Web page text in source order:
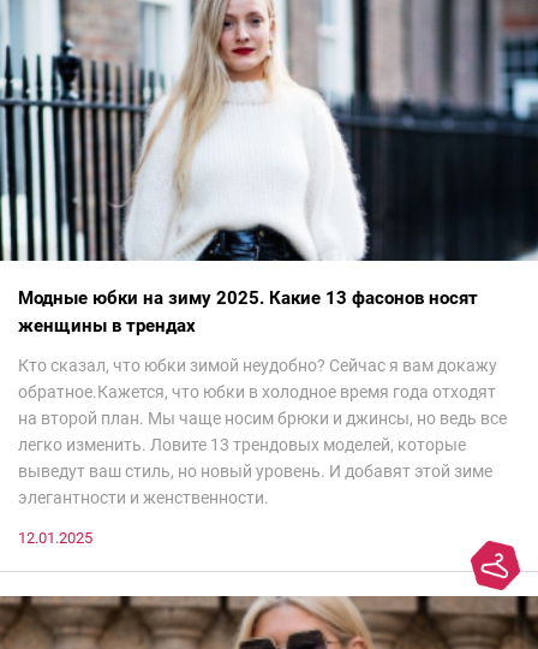
Модные юбки на зиму 2025. Какие 13 фасонов носят
женщины в трендах
Кто сказал, что юбки зимой неудобно? Сейчас я вам докажу
обратное.Кажется, что юбки в холодное время года отходят
на второй план. Мы чаще носим брюки и джинсы, но ведь все
легко изменить. Ловите 13 трендовых моделей, которые
выведут ваш стиль, но новый уровень. И добавят этой зиме
элегантности и женственности.
12.01.2025